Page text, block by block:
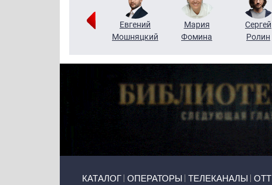
Виктор
Евгений
Мошняцкий
Мария
Фомина
Сергей
Ролин
КАТАЛОГ ОПЕРАТОРЫ ТЕЛЕКАНАЛЫ ОТТ